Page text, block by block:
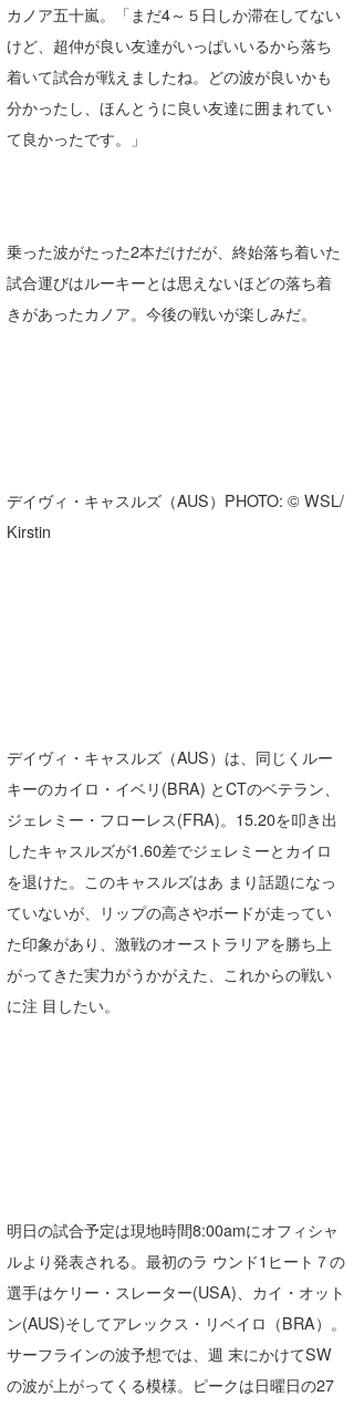
カノア五十嵐。「まだ4～５日しか滞在してない
けど、超仲が良い友達がいっぱいいるから落ち
着いて試合が戦えましたね。どの波が良いかも
分かったし、ほんとうに良い友達に囲まれてい
て良かったです。」
乗った波がたった2本だけだが、終始落ち着いた
試合運びはルーキーとは思えないほどの落ち着
きがあったカノア。今後の戦いが楽しみだ。
デイヴィ・キャスルズ（AUS）PHOTO: © WSL/
Kirstin
デイヴィ・キャスルズ（AUS）は、同じくルー
キーのカイロ・イベリ(BRA) とCTのベテラン、
ジェレミー・フローレス(FRA)。15.20を叩き出
したキャスルズが1.60差でジェレミーとカイロ
を退けた。このキャスルズはあ まり話題になっ
ていないが、リップの高さやボードが走ってい
た印象があり、激戦のオーストラリアを勝ち上
がってきた実力がうかがえた、これからの戦い
に注 目したい。
明日の試合予定は現地時間8:00amにオフィシャ
ルより発表される。最初のラ ウンド1ヒート７の
選手はケリー・スレーター(USA)、カイ・オット
ン(AUS)そしてアレックス・リベイロ（BRA）。
サーフラインの波予想では、週 末にかけてSW
の波が上がってくる模様。ピークは日曜日の27